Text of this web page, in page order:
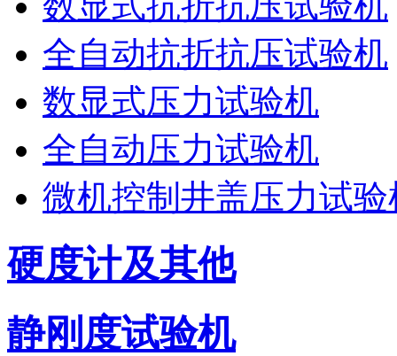
全自动抗折抗压试验机
数显式压力试验机
全自动压力试验机
微机控制井盖压力试验
硬度计及其他
静刚度试验机